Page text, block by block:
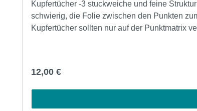
Kupfertücher -3 stuckweiche und feine
schwierig, die Folie zwischen den Punkten
Kupfertücher sollten nur auf der Punktmatrix
Regulärer Preis:
12,00 €